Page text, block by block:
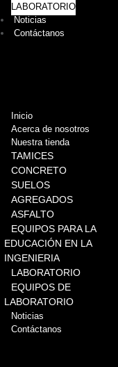
LABORATORIO
Noticias
Contáctanos
Inicio
Acerca de nosotros
Nuestra tienda
TAMICES
CONCRETO
SUELOS
AGREGADOS
ASFALTO
EQUIPOS PARA LA
EDUCACIÓN EN LA
INGENIERIA
LABORATORIO
EQUIPOS DE
LABORATORIO
Noticias
Contáctanos